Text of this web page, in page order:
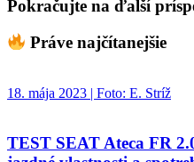
Pokračujte na ďalší
Práve najčítanejšie
18. mája 2023 | Foto: E. Stríž
TEST SEAT Ateca FR